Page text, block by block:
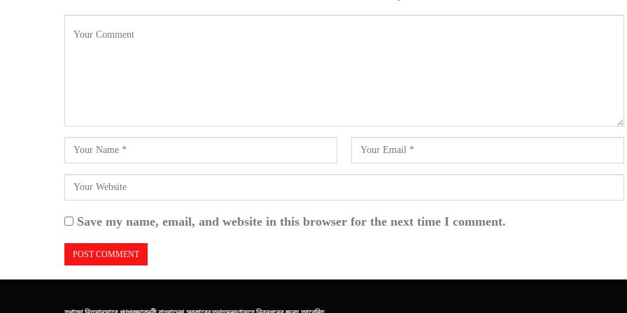
Save my name, email, and website in this browser for the next time I comment.